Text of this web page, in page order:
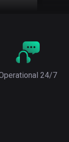
24/7